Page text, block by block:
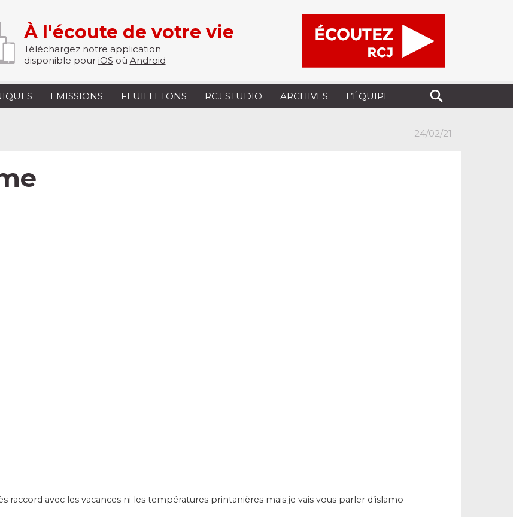
À l'écoute de votre vie
Téléchargez notre application
disponible pour iOS où Android
EMISSIONS FEUILLETONS RCJ STUDIO ARCHIVES L’ÉQUIPE
24/02/21
raccord avec les vacances ni les températures printanières mais je vais vous parler d’islamo-